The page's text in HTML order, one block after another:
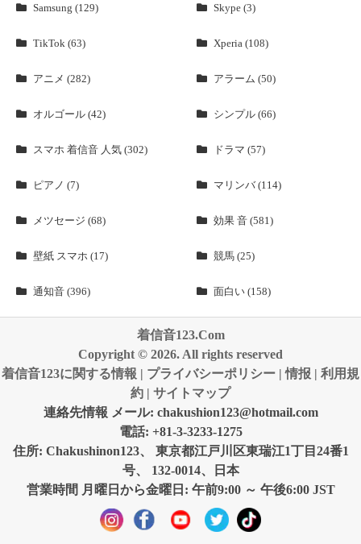
Samsung (129) Skype (3)
TikTok (63) Xperia (108)
アニメ (282) アラーム (50)
オルゴール (42) シンプル (66)
スマホ 着信音 人気 (302) ドラマ (57)
ピアノ (7) マリンバ (114)
メツセージ (68) 効果 音 (581)
壁紙 スマホ (17) 競馬 (25)
通知音 (396) 面白い (158)
着信音123.Com
Copyright © 2026. All rights reserved
着信音123に関する情報 | プライバシーポリシー |情报 | 利用規
約 | サイトマップ
連絡先情報 メール: chakushion123@hotmail.com
電話: +81-3-3233-1275
住所: Chakushinon123、 東京都江戸川区東瑞江1丁目24番1
号、 132-0014、日本
営業時間 月曜日から金曜日: 午前9:00 ～ 午後6:00 JST